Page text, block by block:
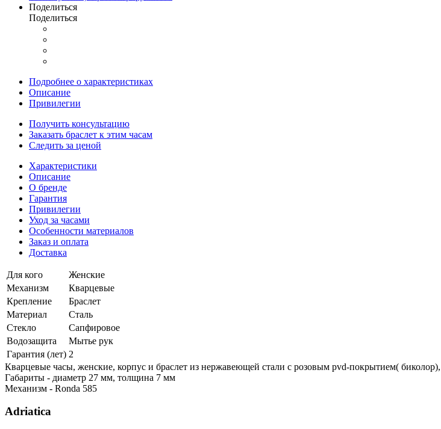
Поделиться
Поделиться
Подробнее о характеристиках
Описание
Привилегии
Получить консультацию
Заказать браслет к этим часам
Следить за ценой
Характеристики
Описание
О бренде
Гарантия
Привилегии
Уход за часами
Особенности материалов
Заказ и оплата
Доставка
Для кого
Женские
Механизм
Кварцевые
Крепление
Браслет
Материал
Сталь
Стекло
Сапфировое
Водозащита
Мытье рук
Гарантия (лет) 2
Кварцевые часы, женские, корпус и браслет из нержавеющей стали c розовым pvd-покрытием(
Габариты - диаметр 27 мм, толщина 7 мм
Механизм - Ronda 585
Adriatica